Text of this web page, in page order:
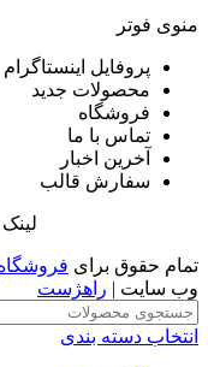
منوی فوتر
پروفایل اینستاگرام
محصولات جدید
فروشگاه
تماس با ما
آخرین اخبار
سفارش قالب
تمام حقوق برای
وب سایت | راهژست
انتخاب دسته بندی